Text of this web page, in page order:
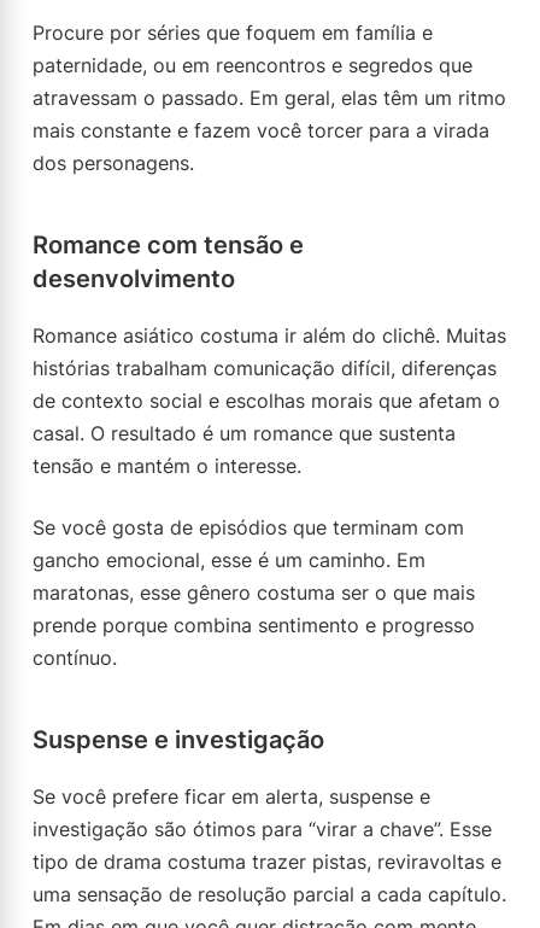
Procure por séries que foquem em família e
paternidade, ou em reencontros e segredos que
atravessam o passado. Em geral, elas têm um ritmo
mais constante e fazem você torcer para a virada
dos personagens.
Romance com tensão e
desenvolvimento
Romance asiático costuma ir além do clichê. Muitas
histórias trabalham comunicação difícil, diferenças
de contexto social e escolhas morais que afetam o
casal. O resultado é um romance que sustenta
tensão e mantém o interesse.
Se você gosta de episódios que terminam com
gancho emocional, esse é um caminho. Em
maratonas, esse gênero costuma ser o que mais
prende porque combina sentimento e progresso
contínuo.
Suspense e investigação
Se você prefere ficar em alerta, suspense e
investigação são ótimos para “virar a chave”. Esse
tipo de drama costuma trazer pistas, reviravoltas e
uma sensação de resolução parcial a cada capítulo.